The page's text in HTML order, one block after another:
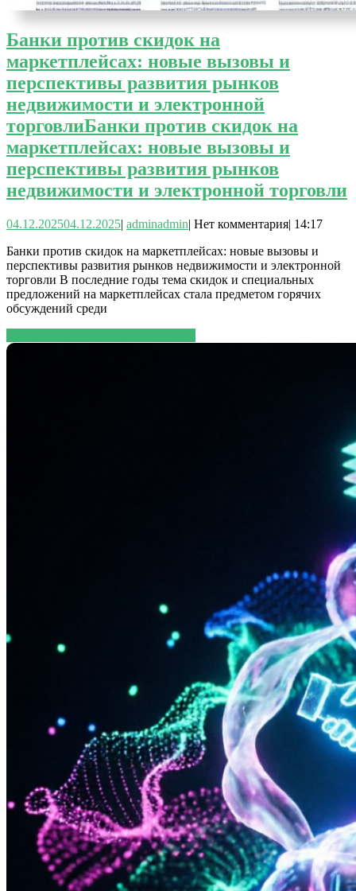
Банки против скидок на
маркетплейсах: новые вызовы и
перспективы развития рынков
недвижимости и электронной
торговлиБанки против скидок на
маркетплейсах: новые вызовы и
перспективы развития рынков
недвижимости и электронной торговли
04.12.202504.12.2025| adminadmin| Нет комментария| 14:17
Банки против скидок на маркетплейсах: новые вызовы и
перспективы развития рынков недвижимости и электронной
торговли В последние годы тема скидок и специальных
предложений на маркетплейсах стала предметом горячих
обсуждений среди